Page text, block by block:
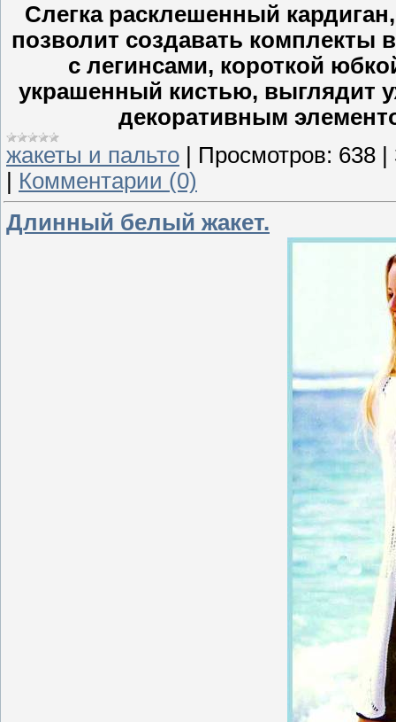
Слегка расклешенный
позволит создавать комплекты
с легинсами, короткой
украшенный кистью, выглядит
декоративным
жакеты и пальто | Просмотров: 638 |
| Комментарии (0)
Длинный белый жакет.